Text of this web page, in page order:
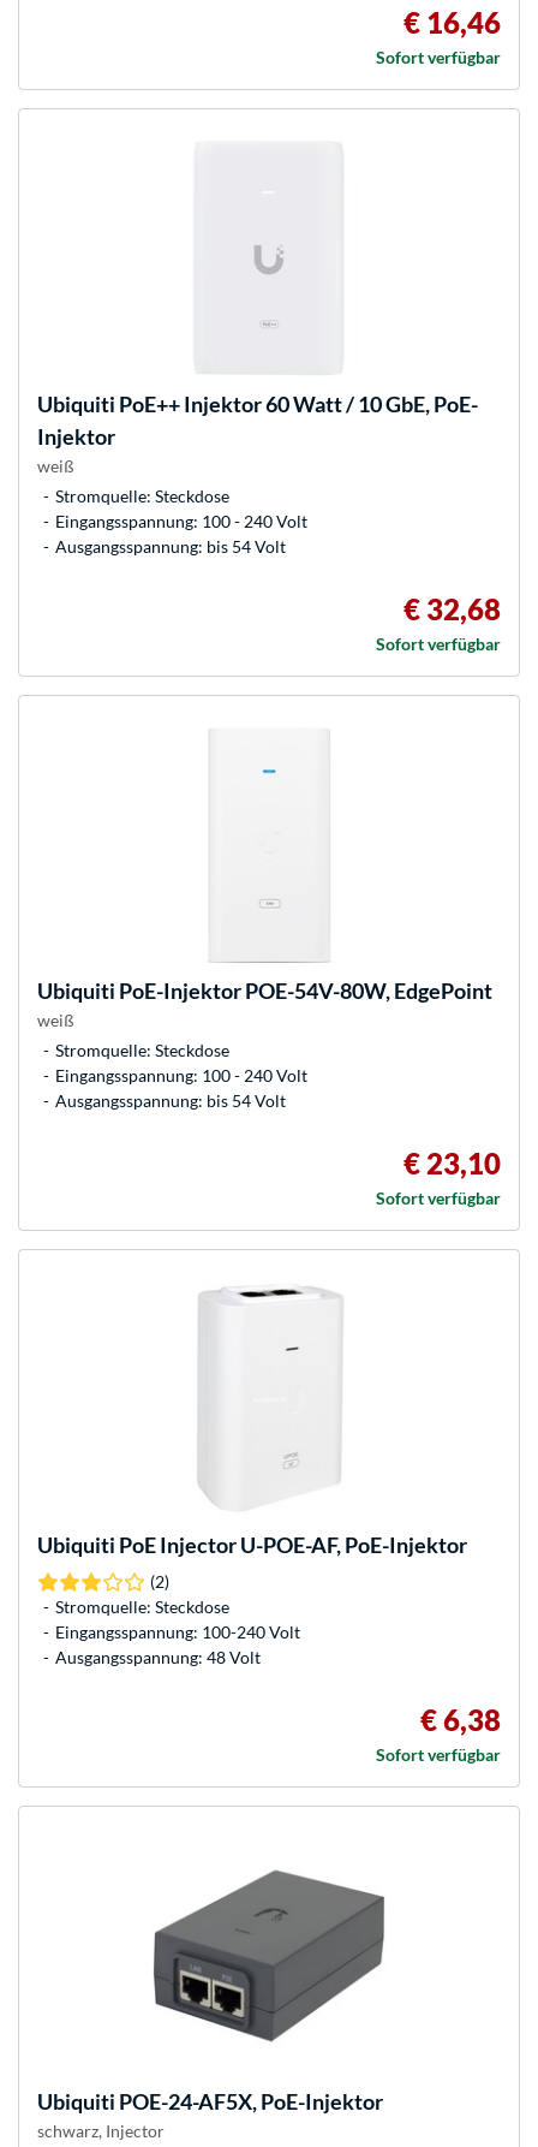
€ 16,46
Sofort verfügbar
Ubiquiti PoE++ Injektor 60 Watt / 10 GbE, PoE-
Injektor
weiß
Stromquelle: Steckdose
Eingangsspannung: 100 - 240 Volt
Ausgangsspannung: bis 54 Volt
€ 32,68
Sofort verfügbar
Ubiquiti PoE-Injektor POE-54V-80W, EdgePoint
weiß
Stromquelle: Steckdose
Eingangsspannung: 100 - 240 Volt
Ausgangsspannung: bis 54 Volt
€ 23,10
Sofort verfügbar
Ubiquiti PoE Injector U-POE-AF, PoE-Injektor
(2)
Stromquelle: Steckdose
Eingangsspannung: 100-240 Volt
Ausgangsspannung: 48 Volt
€ 6,38
Sofort verfügbar
Ubiquiti POE-24-AF5X, PoE-Injektor
schwarz, Injector